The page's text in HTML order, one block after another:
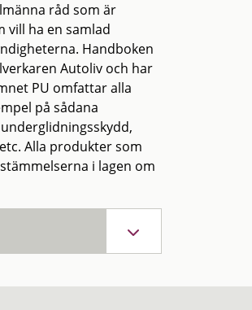
råd som är
vill ha en samlad
Handboken
Autoliv och har
PU omfattar alla
på sådana
Alla produkter som
i lagen om